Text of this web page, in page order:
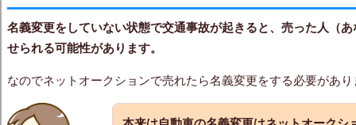
名義変更をしていない状態で交通事故が起きると、売った人（
せられる可能性があります。
なのでネットオークションで売れたら名義変更をする必要があり